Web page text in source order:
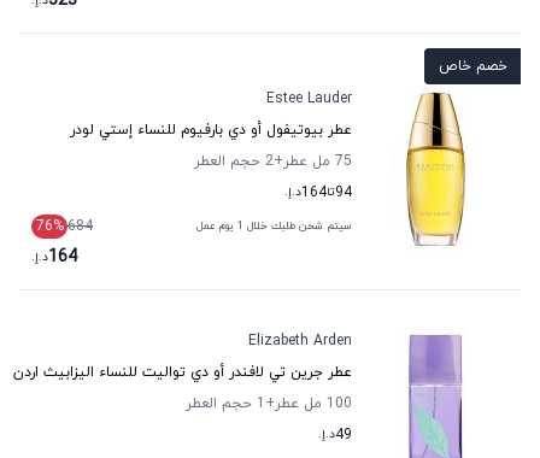
خصم خاص
Estee Lauder
عطر بيوتيفول أو دي بارفيوم للنساء إستي لودر
75 مل عطر
+2
حجم العطر
94تا164د.إ.
سيتم شحن طلبك خلال 1 يوم عمل 684
76%
164د.إ.
Elizabeth Arden
عطر جرين تي لافندر أو دي تواليت للنساء اليزابيث اردن
100 مل عطر
+1
حجم العطر
49د.إ.